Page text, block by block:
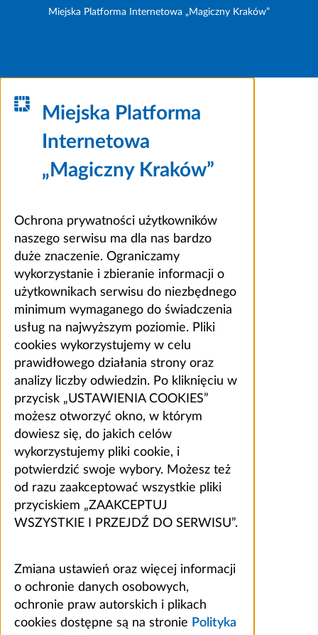
Miejska Platforma Internetowa „Magiczny Kraków”
Miejska Platforma
Internetowa
„Magiczny Kraków”
Ochrona prywatności użytkowników
naszego serwisu ma dla nas bardzo
duże znaczenie. Ograniczamy
wykorzystanie i zbieranie informacji o
użytkownikach serwisu do niezbędnego
minimum wymaganego do świadczenia
usług na najwyższym poziomie. Pliki
cookies wykorzystujemy w celu
prawidłowego działania strony oraz
analizy liczby odwiedzin. Po kliknięciu w
przycisk „USTAWIENIA COOKIES”
możesz otworzyć okno, w którym
dowiesz się, do jakich celów
wykorzystujemy pliki cookie, i
potwierdzić swoje wybory. Możesz też
od razu zaakceptować wszystkie pliki
przyciskiem „ZAAKCEPTUJ
WSZYSTKIE I PRZEJDŹ DO SERWISU”.
Zmiana ustawień oraz więcej informacji
o ochronie danych osobowych,
ochronie praw autorskich i plikach
cookies dostępne są na stronie Polityka